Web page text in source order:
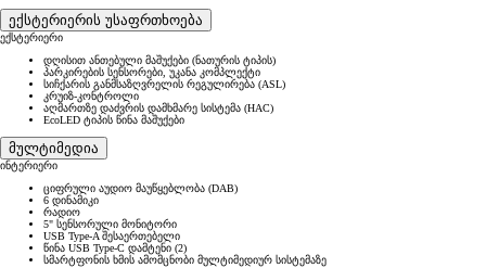
ექსტერიერის უსაფრთხოება
ექსტერიერი
დღისით ანთებული მაშუქები (ნათურის ტიპის)
პარკირების სენსორები, უკანა კომპლექტი
სიჩქარის განმსაზღვრელის რეგულირება (ASL)
კრუიზ-კონტროლი
აღმართზე დაძვრის დამხმარე სისტემა (HAC)
EcoLED ტიპის წინა მაშუქები
მულტიმედია
ინტერიერი
ციფრული აუდიო მაუწყებლობა (DAB)
6 დინამიკი
რადიო
5" სენსორული მონიტორი
USB Type-A შესაერთებელი
წინა USB Type-C დამტენი (2)
სმარტფონის ხმის ამომცნობი მულტიმედიურ სისტემაზე